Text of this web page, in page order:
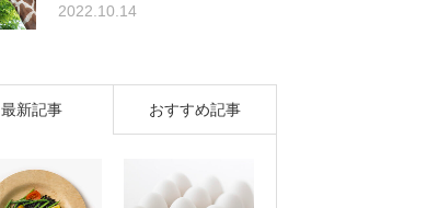
2022.10.14
最新記事 おすすめ記事